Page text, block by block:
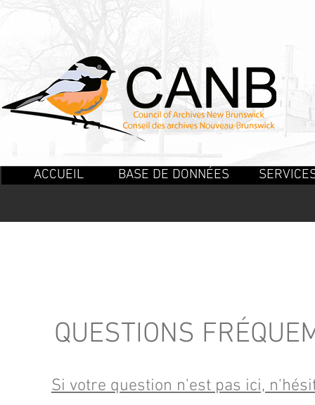
ACCUEIL BASE DE DONNÉES
QUESTIONS
Si votre question n'est pas ici,